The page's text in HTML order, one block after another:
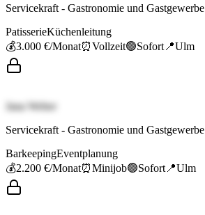
Servicekraft - Gastronomie und Gastgewerbe
PatisserieKüchenleitung
💰3.000 €/Monat⏰Vollzeit🟢Sofort 📍Ulm
Jana Weber
Servicekraft - Gastronomie und Gastgewerbe
BarkeepingEventplanung
💰2.200 €/Monat⏰Minijob🟢Sofort 📍Ulm